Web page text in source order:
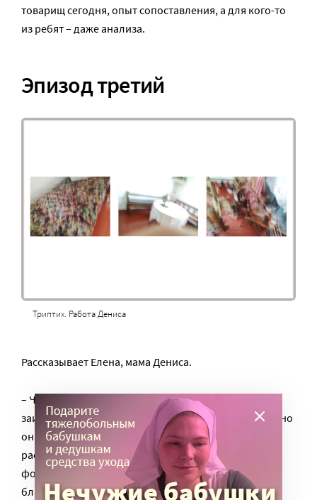
товарищ сегодня, опыт сопоставления, а для кого-то
из ребят – даже анализа.
Эпизод третий
Триптих. Работа Дениса
Рассказывает Елена, мама Дениса.
– Честно говоря, я не верила, что Денис
заинтересуется и будет заниматься вместе с кем-то, но
он сразу включился в работу, вместе с другими стал
расставлять предметы для съемки, а затем
фотографировать. Во многом это произошло
благодаря юношам- и девушкам-волонтерам. Они